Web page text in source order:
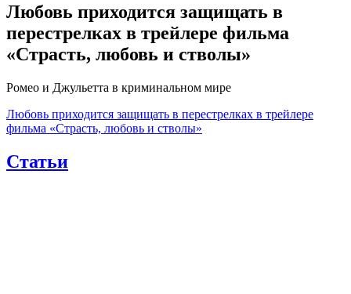
Любовь приходится защищать в
перестрелках в трейлере фильма
«Страсть, любовь и стволы»
Ромео и Джульетта в криминальном мире
Любовь приходится защищать в перестрелках в трейлере
фильма «Страсть, любовь и стволы»
Статьи